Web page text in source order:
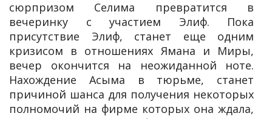
сюрпризом Селима превратится в
вечеринку с участием Элиф. Пока
присутствие Элиф, станет еще одним
кризисом в отношениях Ямана и Миры,
вечер окончится на неожиданной ноте.
Нахождение Асыма в тюрьме, станет
причиной шанса для получения некоторых
полномочий на фирме которых она ждала,